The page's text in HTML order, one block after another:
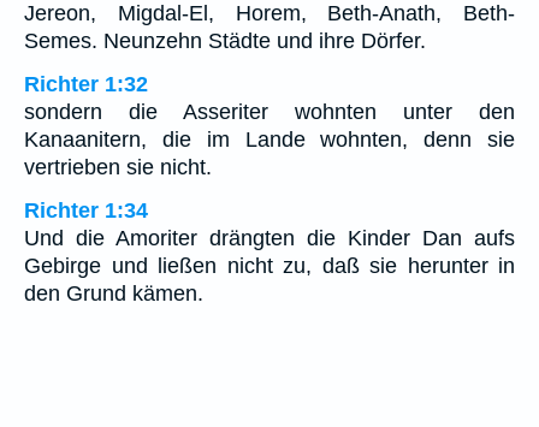
Jereon, Migdal-El, Horem, Beth-Anath, Beth-
Semes. Neunzehn Städte und ihre Dörfer.
Richter 1:32
sondern die Asseriter wohnten unter den
Kanaanitern, die im Lande wohnten, denn sie
vertrieben sie nicht.
Richter 1:34
Und die Amoriter drängten die Kinder Dan aufs
Gebirge und ließen nicht zu, daß sie herunter in
den Grund kämen.